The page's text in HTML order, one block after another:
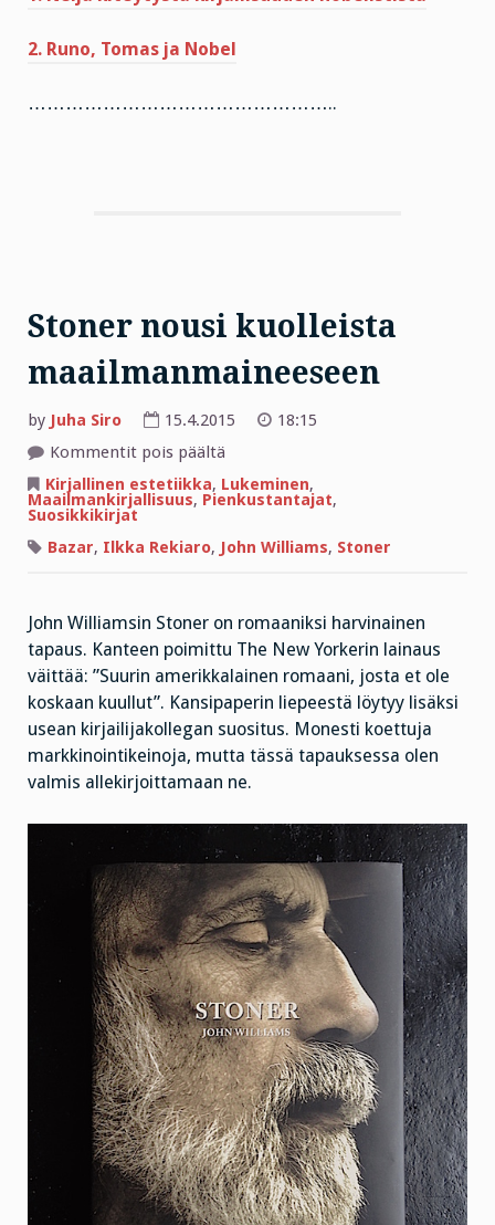
2. Runo, Tomas ja Nobel
…………………………………………..
Stoner nousi kuolleista
maailmanmaineeseen
by Juha Siro 15.4.2015
18:15
Kommentit pois päältä
nousi
kuolleista
maailmanmaineeseen
Kirjallinen estetiikka, Lukeminen,
Maailmankirjallisuus, Pienkustantajat,
Suosikkikirjat
Bazar, Ilkka Rekiaro, John Williams, Stoner
John Williamsin Stoner on romaaniksi harvinainen
tapaus. Kanteen poimittu The New Yorkerin lainaus
väittää: ”Suurin amerikkalainen romaani, josta et ole
koskaan kuullut”. Kansipaperin liepeestä löytyy lisäksi
usean kirjailijakollegan suositus. Monesti koettuja
markkinointikeinoja, mutta tässä tapauksessa olen
valmis allekirjoittamaan ne.